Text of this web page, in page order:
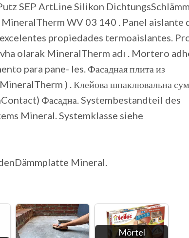
SEP ArtLine Silikon
WV 03 140 . Panel aislante
propiedades termoaislantes.
olarak MineralTherm adı . Mortero
para pane- les. Фасадная плита из
) . Клейова шпаклювальна
Фасадна. Systembestandteil des
Mineral. Systemklasse siehe
Mineral.
Mörtel